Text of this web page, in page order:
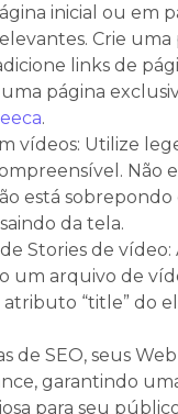
inicial ou em
Crie uma
links de
página
.
vídeos: Utilize
Não
está
da tela.
Stories de
um arquivo de
“title” do
de SEO, seus
garantindo
para seu